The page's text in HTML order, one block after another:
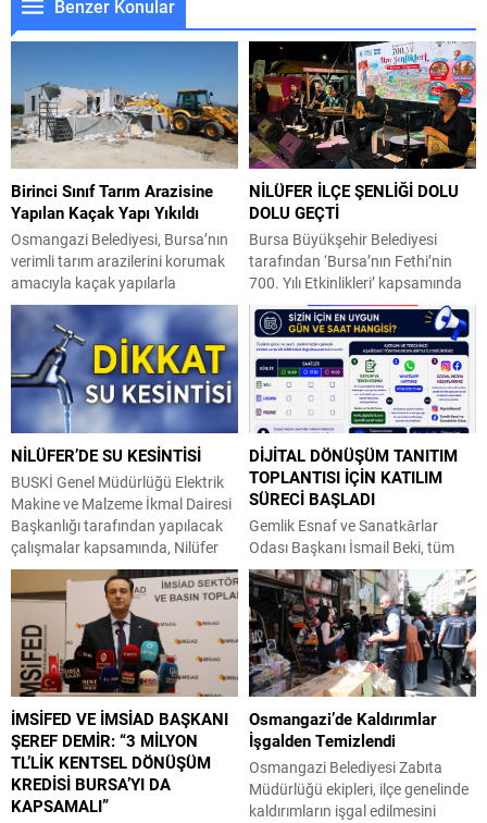
Benzer Konular
Birinci Sınıf Tarım Arazisine
Yapılan Kaçak Yapı Yıkıldı
Osmangazi Belediyesi, Bursa’nın
verimli tarım arazilerini korumak
amacıyla kaçak yapılarla
mücadelesini sürdürüyor. Bu
kapsamda Bursa Ovası’nda tarım
arazisine inşa edilen kaçak bir
yapı daha yıkıldı. Yıkım çalışması
sırasında binanın bodrum katında
yavrularıyla birlikte bir kediyi fark
eden ekipler, anne kedi ve
yavrularını güvenli bir şekilde
bulundukları alandan kurtardı.
Kaçak yapılaşmayla...
NİLÜFER İLÇE ŞENLİĞİ DOLU
DOLU GEÇTİ
Bursa Büyükşehir Belediyesi
tarafından ‘Bursa’nın Fethi’nin
700. Yılı Etkinlikleri’ kapsamında
düzenlenen İlçe Şenlikleri’nin son
durağı Nilüfer oldu. Büyükşehir
Belediyesi Kültür, Sanat ve Sosyal
İşler Dairesi Başkanlığı
koordinasyonuyla Nilüfer Balkan
Bölge Parkı’nda gerçekleştirilen
etkinlikler, gün boyunca 7’den
70’e her yaştan vatandaşı bir
araya getirerek renkli görüntülere
sahne oldu. Şenlik kapsamında
kurulan...
NİLÜFER’DE SU KESİNTİSİ
BUSKİ Genel Müdürlüğü Elektrik
Makine ve Malzeme İkmal Dairesi
Başkanlığı tarafından yapılacak
çalışmalar kapsamında, Nilüfer
İlçesi Demirci Mahallesi; Koşuyolu
Caddesi güneyi, Direnç Sokak
kuzeyi, Eylül Sokak batısı
arasında kalan bölge ve civarında
05 Ağustos 2026 tarihinde 09:00
– 18:00 saatleri arasında su
kesintisi yapılacaktır. BUSKİ Genel
Müdürlüğü İçme Suyu Dairesi...
DİJİTAL DÖNÜŞÜM TANITIM
TOPLANTISI İÇİN KATILIM
SÜRECİ BAŞLADI
Gemlik Esnaf ve Sanatkârlar
Odası Başkanı İsmail Beki, tüm
üyeleri dijital dönüşüm tanıtım
toplantısına katılmaya davet etti.
Toplantının gün ve saati,
üyelerimizin katılımını en üst
düzeyde sağlayacak şekilde,
katılım tercihleri doğrultusunda
belirlenecek. Gemlik Esnaf ve
Sanatkârlar Odası tarafından,
üyelerinin dijital dünyada daha
güçlü yer alabilmeleri amacıyla
DIGITALLY 16 KEDD iş...
İMSİFED VE İMSİAD BAŞKANI
ŞEREF DEMİR: “3 MİLYON
TL’LİK KENTSEL DÖNÜŞÜM
KREDİSİ BURSA’YI DA
KAPSAMALI”
Osmangazi’de Kaldırımlar
İşgalden Temizlendi
Osmangazi Belediyesi Zabıta
Müdürlüğü ekipleri, ilçe genelinde
kaldırımların işgal edilmesini